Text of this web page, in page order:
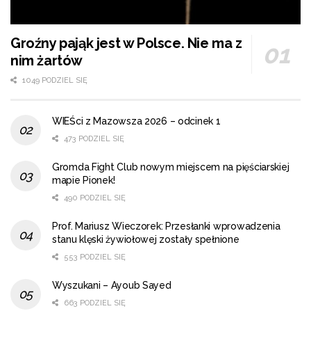
Groźny pająk jest w Polsce. Nie ma z
nim żartów
1049 PODZIEL SIĘ
WIEŚci z Mazowsza 2026 – odcinek 1
473 PODZIEL SIĘ
Gromda Fight Club nowym miejscem na pięściarskiej
mapie Pionek!
490 PODZIEL SIĘ
Prof. Mariusz Wieczorek: Przesłanki wprowadzenia
stanu klęski żywiołowej zostały spełnione
553 PODZIEL SIĘ
Wyszukani – Ayoub Sayed
663 PODZIEL SIĘ